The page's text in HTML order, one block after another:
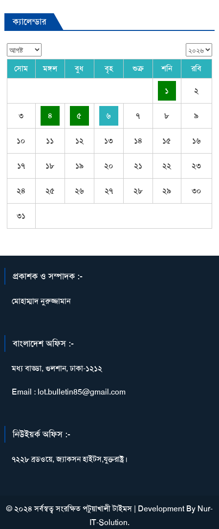
ক্যালেন্ডার
সোম মঙ্গল বুধ বৃহ শুক্র শনি রবি
১ ২
৩ ৪ ৫ ৬ ৭ ৮ ৯
১০ ১১ ১২ ১৩ ১৪ ১৫ ১৬
১৭ ১৮ ১৯ ২০ ২১ ২২ ২৩
২৪ ২৫ ২৬ ২৭ ২৮ ২৯ ৩০
৩১
প্রকাশক ও সম্পাদক :-
মোহাম্মাদ নুরুজ্জামান
বাংলাদেশ অফিস :-
মধ্য বাড্ডা, গুলশান, ঢাকা-১২১২
Email : lot.bulletin85@gmail.com
নিউইয়র্ক অফিস :-
৭২২৮ ব্রডওয়ে, জ্যাকসন হাইটস,যুক্তরাষ্ট্র।
© ২০২৪ সর্বস্বত্ব সংরক্ষিত পটুয়াখালী টাইমস | Development By Nur-
IT-Solution.